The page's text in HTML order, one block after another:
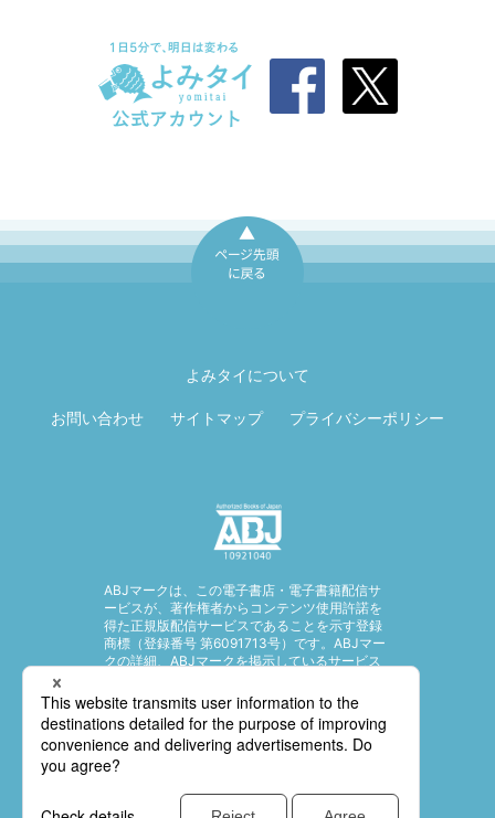
よみタイについて
お問い合わせ サイトマップ プライバシーポリシー
ABJマークは、この電子書店・電子書籍配信サ
ービスが、著作権者からコンテンツ使用許諾を
得た正規版配信サービスであることを示す登録
商標（登録番号 第6091713号）です。ABJマー
クの詳細、ABJマークを掲示しているサービス